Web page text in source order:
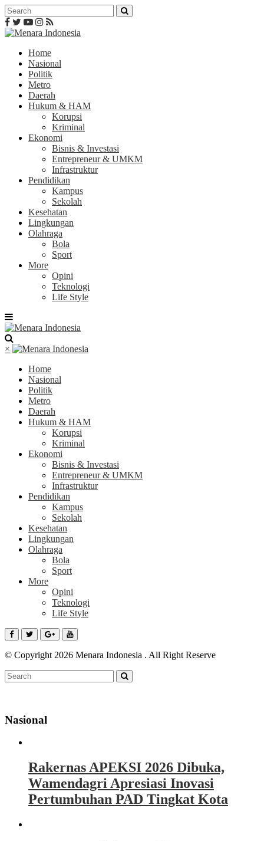
Home
Nasional
Politik
Metro
Daerah
Hukum & HAM
Korupsi
Kriminal
Ekonomi
Bisnis & Investasi
Entrepreneur & UMKM
Infrastruktur
Pendidikan
Kampus
Sekolah
Kesehatan
Lingkungan
Olahraga
Bola
Sport
More
Opini
Teknologi
Life Style
×
Home
Nasional
Politik
Metro
Daerah
Hukum & HAM
Korupsi
Kriminal
Ekonomi
Bisnis & Investasi
Entrepreneur & UMKM
Infrastruktur
Pendidikan
Kampus
Sekolah
Kesehatan
Lingkungan
Olahraga
Bola
Sport
More
Opini
Teknologi
Life Style
© Copyright 2026 Menara Indonesia . All Right Reserve
Nasional
Rakernas APEKSI 2026 Dibuka,
Wamendagri Apresiasi Inovasi
Pertumbuhan PAD Tingkat Kota